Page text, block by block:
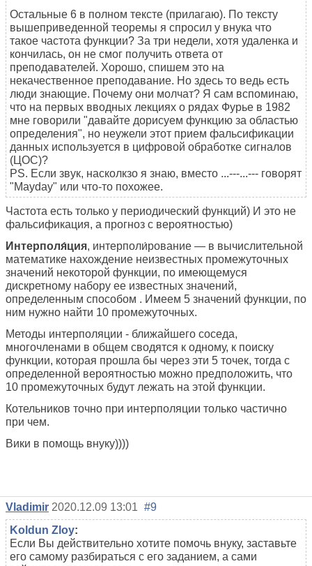
Остальные 6 в полном тексте (прилагаю). По тексту
вышеприведенной теоремы я спросил у внука что
такое частота функции? За три недели, хотя удаленка и
кончилась, он не смог получить ответа от
преподавателей. Хорошо, спишем это на
некачественное преподавание. Но здесь то ведь есть
люди знающие. Почему они молчат? Я сам вспоминаю,
что на первых вводных лекциях о рядах Фурье в 1982
мне говорили "давайте дорисуем функцию за областью
определения", но неужели этот прием фальсификации
данных используется в цифровой обработке сигналов
(ЦОС)?
PS. Если звук, насколкзо я знаю, вместо ...---...--- говорят
"Mayday" или что-то похожее.
Частота есть только у периодический функций) И это не
фальсификация, а прогноз с вероятностью)
Интерполя́ция, интерполи́рование — в вычислительной
математике нахождение неизвестных промежуточных
значений некоторой функции, по имеющемуся
дискретному набору ее известных значений,
определенным способом . Имеем 5 значений функции, по
ним нужно найти 10 промежуточных.
Методы интерполяции - ближайшего соседа,
многочленами в общем сводятся к одному, к поиску
функции, которая прошла бы через эти 5 точек, тогда с
определенной вероятностью можно предположить, что
10 промежуточных будут лежать на этой функции.
Котельников точно при интерполяции только частично
при чем.
Вики в помощь внуку))))
Vladimir 2020.12.09 13:01 #9
Koldun Zloy:
Если Вы действительно хотите помочь внуку, заставьте
его самому разбираться с его заданием, а сами